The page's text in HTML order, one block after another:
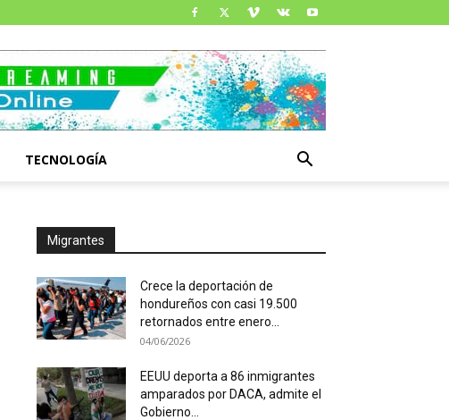
TECNOLOGÍA
Migrantes
Crece la deportación de
hondureños con casi 19.500
retornados entre enero...
04/06/2026
EEUU deporta a 86 inmigrantes
amparados por DACA, admite el
Gobierno...